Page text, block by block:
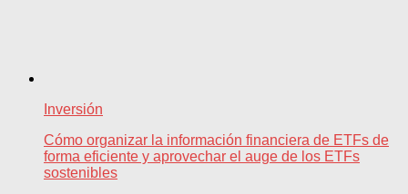
Inversión
Cómo organizar la información financiera de ETFs de
forma eficiente y aprovechar el auge de los ETFs
sostenibles